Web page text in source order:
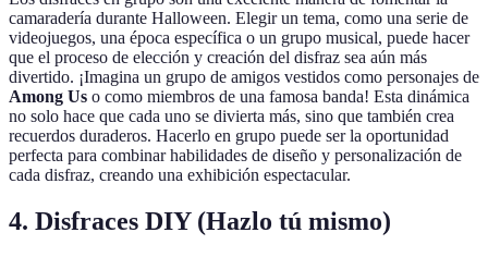
camaradería durante Halloween. Elegir un tema, como una serie de
videojuegos, una época específica o un grupo musical, puede hacer
que el proceso de elección y creación del disfraz sea aún más
divertido. ¡Imagina un grupo de amigos vestidos como personajes de
Among Us o como miembros de una famosa banda! Esta dinámica
no solo hace que cada uno se divierta más, sino que también crea
recuerdos duraderos. Hacerlo en grupo puede ser la oportunidad
perfecta para combinar habilidades de diseño y personalización de
cada disfraz, creando una exhibición espectacular.
4. Disfraces DIY (Hazlo tú mismo)